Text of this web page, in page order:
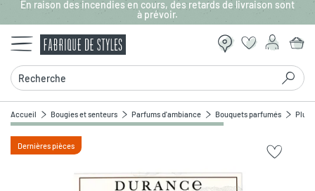
Aller au contenu principal
En raison des incendies en cours, des retards de livraison sont
à prévoir.
Recherche
Accueil Bougies et senteurs Parfums d'ambiance Bouquets parfumés
Dernières pièces